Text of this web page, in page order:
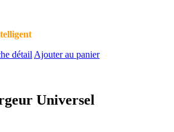
détailAjouter au panier
Universel